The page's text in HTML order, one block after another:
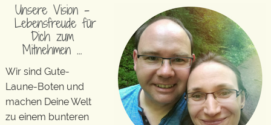
Unsere Vision –
Lebensfreude für
Dich zum
Mitnehmen …
Wir sind Gute-
Laune-Boten und
machen Deine Welt
zu einem bunteren